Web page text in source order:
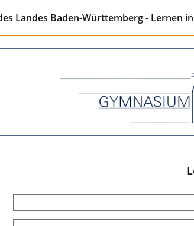
Landes Baden-Württemberg - Lernen